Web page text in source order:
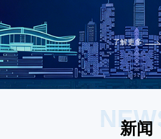
了解更多
新闻